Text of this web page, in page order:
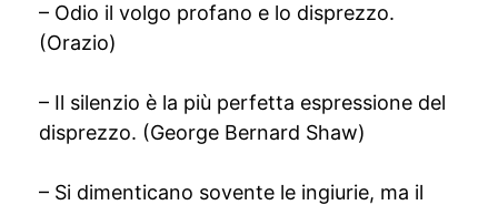
– Odio il volgo profano e lo disprezzo.
(Orazio)
– Il silenzio è la più perfetta espressione del
disprezzo. (George Bernard Shaw)
– Si dimenticano sovente le ingiurie, ma il